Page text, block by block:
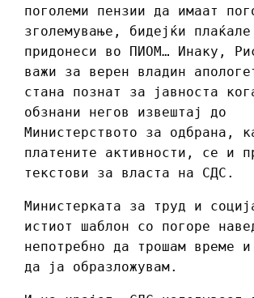
поголеми пензии да имаат
зголемување, бидејќи
придонеси во ПИОМ… Инаку,
важи за верен владин
стана познат за јавноста
обзнани негов извештај до
Министерството за одбрана,
платените активности, се и
текстови за власта на СДС.
Министерката за труд и
истиот шаблон со погоре
непотребно да трошам време и
да ја образложувам.